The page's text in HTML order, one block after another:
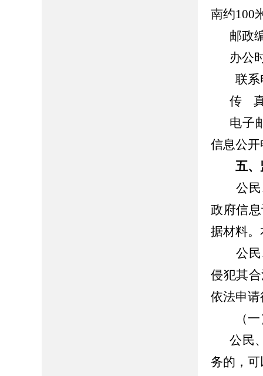
南约100
邮政
办公
联系电
传 真
电子
信息公
五、
公民、
政府信
据材料
公民、
侵犯其
依法申
（一
公民
务的，